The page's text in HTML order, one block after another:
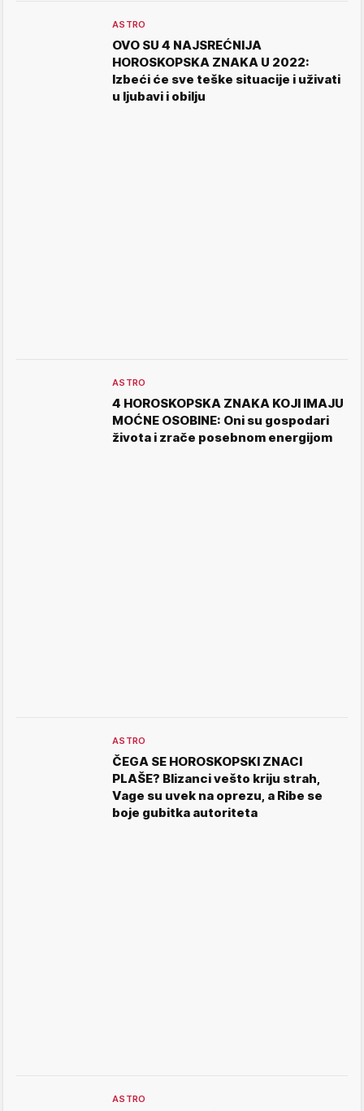
ASTRO
OVO SU 4 NAJSREĆNIJA
HOROSKOPSKA ZNAKA U 2022:
Izbeći će sve teške situacije i uživati
u ljubavi i obilju
ASTRO
4 HOROSKOPSKA ZNAKA KOJI IMAJU
MOĆNE OSOBINE: Oni su gospodari
života i zrače posebnom energijom
ASTRO
ČEGA SE HOROSKOPSKI ZNACI
PLAŠE? Blizanci vešto kriju strah,
Vage su uvek na oprezu, a Ribe se
boje gubitka autoriteta
ASTRO